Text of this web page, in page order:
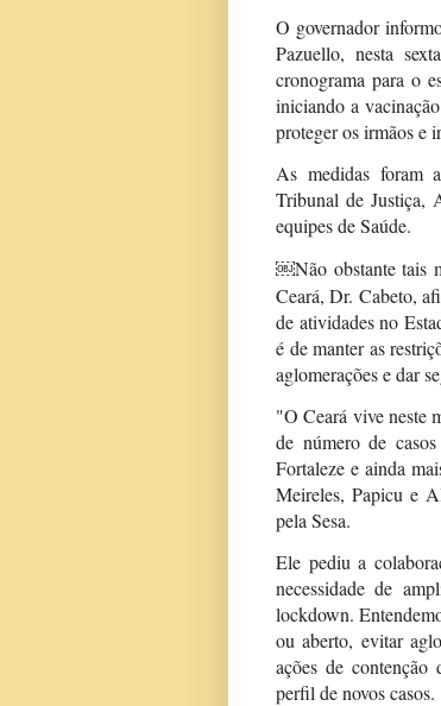
O governador
Pazuello, nesta
cronograma para o
iniciando a
proteger os irmãos e
As medidas foram
Tribunal de Justiça,
equipes de Saúde.
￼Não obstante tais
Ceará, Dr. Cabeto,
de atividades no
é de manter as
aglomerações e dar
"O Ceará vive neste
de número de
Fortaleze e ainda
Meireles, Papicu e
pela Sesa.
Ele pediu a
necessidade de
lockdown.
ou aberto, evitar
ações de contenção
perfil de novos casos.